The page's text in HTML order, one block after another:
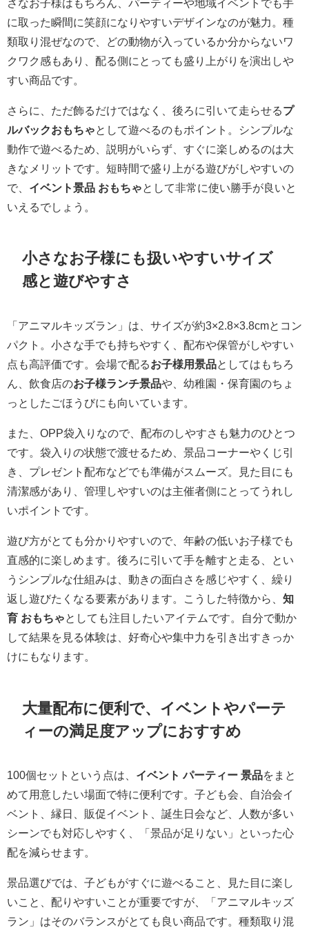
さなお子様はもちろん、パーティーや地域イベントでも手
に取った瞬間に笑顔になりやすいデザインなのが魅力。種
類取り混ぜなので、どの動物が入っているか分からないワ
クワク感もあり、配る側にとっても盛り上がりを演出しや
すい商品です。
さらに、ただ飾るだけではなく、後ろに引いて走らせるプ
ルバックおもちゃ として遊べるのもポイント。シンプルな
動作で遊べるため、説明がいらず、すぐに楽しめるのは大
きなメリットです。短時間で盛り上がる遊びがしやすいの
で、 イベント景品 おもちゃ として非常に使い勝手が良いと
いえるでしょう。
小さなお子様にも扱いやすいサイズ
感と遊びやすさ
「アニマルキッズラン」は、サイズが約3×2.8×3.8cmとコン
パクト。小さな手でも持ちやすく、配布や保管がしやすい
点も高評価です。会場で配るお子様用景品としてはもちろ
ん、飲食店のお子様ランチ景品や、幼稚園・保育園のちょ
っとしたごほうびにも向いています。
また、OPP袋入りなので、配布のしやすさも魅力のひとつ
です。袋入りの状態で渡せるため、景品コーナーやくじ引
き、プレゼント配布などでも準備がスムーズ。見た目にも
清潔感があり、管理しやすいのは主催者側にとってうれし
いポイントです。
遊び方がとても分かりやすいので、年齢の低いお子様でも
直感的に楽しめます。後ろに引いて手を離すと走る、とい
うシンプルな仕組みは、動きの面白さを感じやすく、繰り
返し遊びたくなる要素があります。こうした特徴から、 知
育 おもちゃ としても注目したいアイテムです。自分で動か
して結果を見る体験は、好奇心や集中力を引き出すきっか
けにもなります。
大量配布に便利で、イベントやパーテ
ィーの満足度アップにおすすめ
100個セットという点は、 イベント パーティー 景品をまと
めて用意したい場面で特に便利です。子ども会、自治会イ
ベント、縁日、販促イベント、誕生日会など、人数が多い
シーンでも対応しやすく、「景品が足りない」といった心
配を減らせます。
景品選びでは、子どもがすぐに遊べること、見た目に楽し
いこと、配りやすいことが重要ですが、「アニマルキッズ
ラン」はそのバランスがとても良い商品です。種類取り混